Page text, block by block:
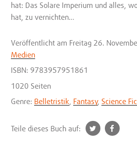
hat: Das Solare Imperium und alles,
hat, zu vernichten…
Veröffentlicht am Freitag 26.
Medien
ISBN: 9783957951861
1020 Seiten
Genre: Belletristik Fantasy, Science
Teile dieses Buch auf:
t